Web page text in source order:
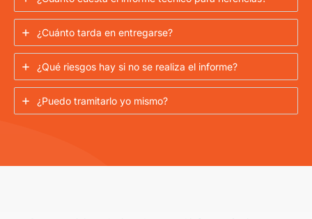
¿Cuánto tarda en entregarse?
¿Qué riesgos hay si no se realiza el informe?
¿Puedo tramitarlo yo mismo?